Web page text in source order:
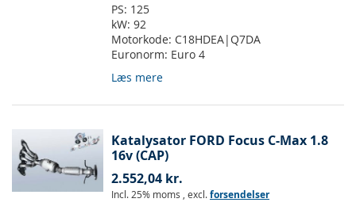
PS: 125
kW: 92
Motorkode: C18HDEA|Q7DA
Euronorm: Euro 4
Læs mere
Katalysator FORD Focus C-Max 1.8
16v (CAP)
2.552,04 kr.
Incl. 25% moms , excl.forsendelser